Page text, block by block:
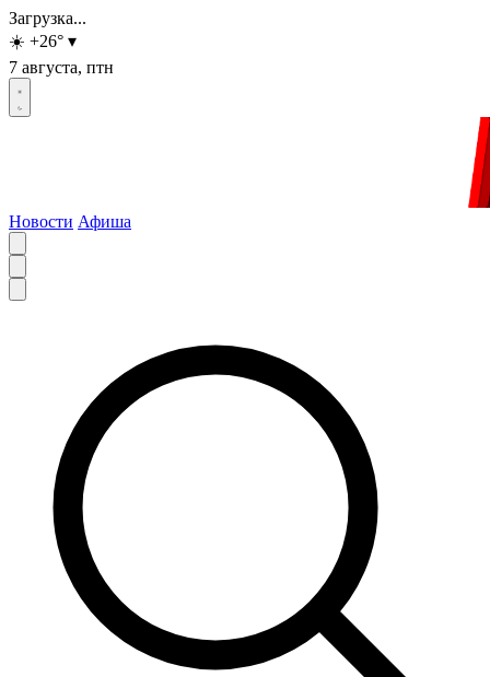
Загрузка...
☀️ +26° ▾
7 августа, птн
Новости Афиша